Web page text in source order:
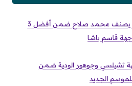
مدرب طرابزون سبور يصنف محمد صلاح ضمن أفضل 3
قاسم باشا
تشيلسي وجوهور الودية ضمن
الجديد